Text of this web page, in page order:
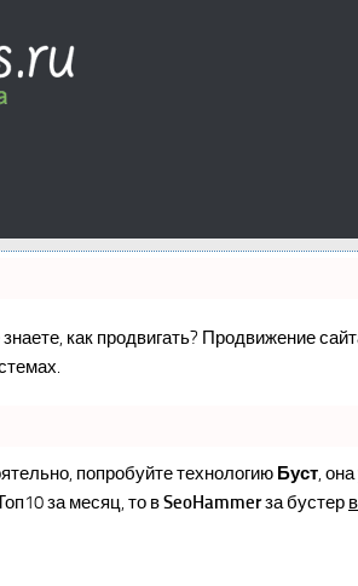
как продвигать? Продвижение
попробуйте технологию Буст,
за месяц, то вSeoHammerза бустер